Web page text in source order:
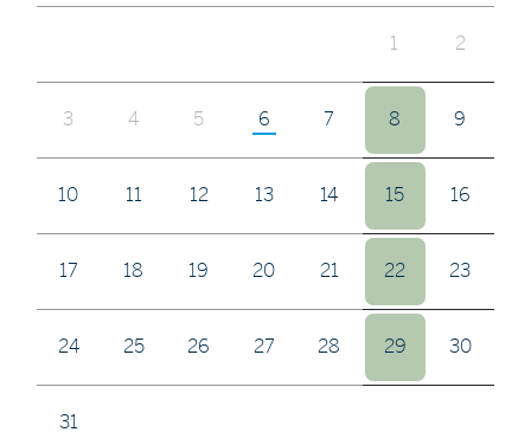
1 2
3 4 5 6 7 8 9
10 11 12 13 14 15 16
17 18 19 20 21 22 23
24 25 26 27 28 29 30
31